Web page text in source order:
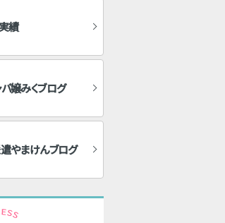
績
嬢みくブログ
やまけんブログ